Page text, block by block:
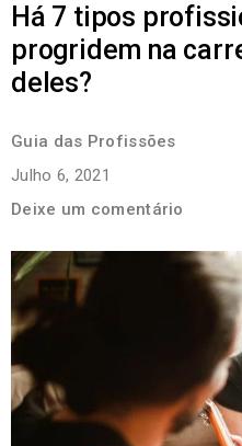
Há 7 tipos
progridem na
deles?
Guia das Profissões
Julho 6, 2021
Deixe um comentário